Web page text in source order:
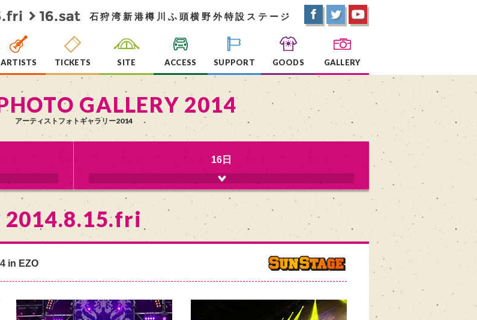
石狩湾新港樽川ふ頭横野外特設ステージ
ARTISTS TICKETS SITE ACCESS SUPPORT GOODS GALLERY
GALLERY 2014
アーティストフォトギャラリー2014
16日
2014.8.15.fri
in EZO